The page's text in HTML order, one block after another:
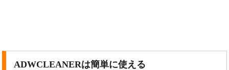
ADWCLEANERは簡単に使える